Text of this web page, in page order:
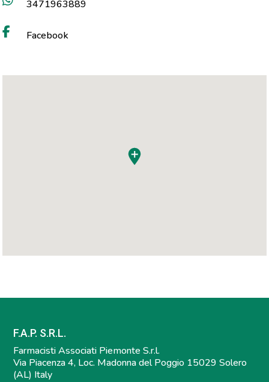
3471963889
Facebook
F.A.P. S.R.L.
Farmacisti Associati Piemonte S.r.l.
Via Piacenza 4, Loc. Madonna del Poggio 15029 Solero
(AL) Italy